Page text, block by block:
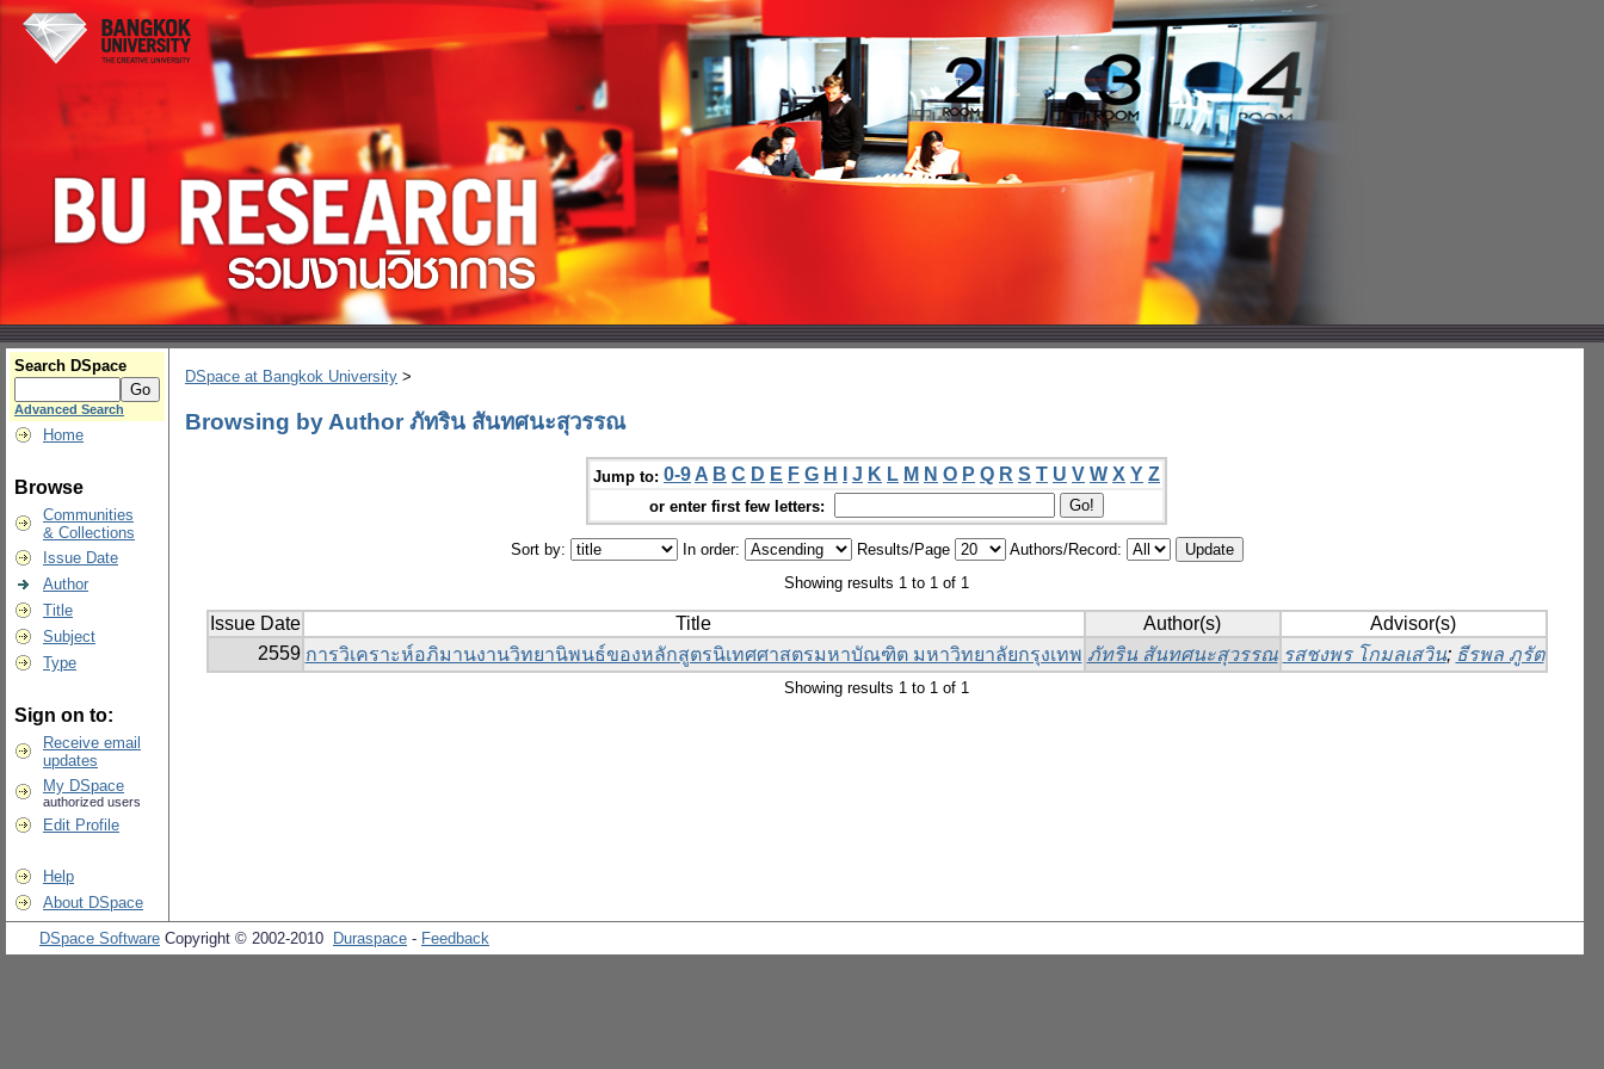
Search DSpace
Advanced Search
Home
Browse
Communities
& Collections
Issue Date
Author
Title
Subject
Type
Sign on to:
Receive email
updates
My DSpace
authorized users
Edit Profile
Help
About DSpace
DSpace at Bangkok University >
Browsing by Author ภัทริน สันทศนะสุวรรณ
Jump to: 0-9 A B C D E F G H J K L M N O P Q R S T U V W X Y Z
or enter first few letters:
Sort by: In order: Results/Page
Authors/Record:
Showing results 1 to 1 of 1
Issue Date Title Author(s)
Advisor(s)
2559 การวิเคราะห์อภิมานงานวิทยานิพนธ์ของหลักสูตรนิเทศศาสตรมหาบัณฑิต มหาวิทยาลัยกรุงเทพ ภัทริน สันทศนะสุวรรณ รสชงพร โกมลเสวิน; ธีรพล ภูรัต
Showing results 1 to 1 of 1
DSpace Software Copyright © 2002-2010 Duraspace - Feedback